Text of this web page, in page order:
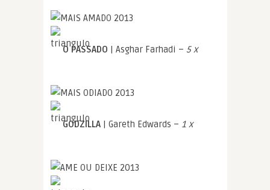
O PASSADO | Asghar Farhadi – 5 x
GODZILLA | Gareth Edwards – 1 x